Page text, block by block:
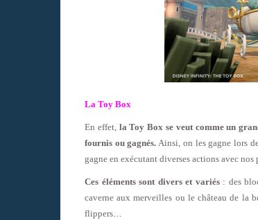
La Toy Box
En effet, la Toy Box se veut comme un
fournis ou gagnés. Ainsi, on les gagne lors
gagne en exécutant diverses actions avec nos
Ces éléments sont divers et variés: des
caverne aux merveilles ou le château de la
flippers…